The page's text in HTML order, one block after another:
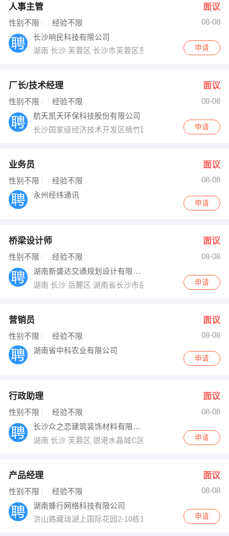
人事主管 面议
性别不限 经验不限
08-08
长沙响民科技有限公司
湖南 长沙 芙蓉区 长沙市芙蓉区东成大厦23楼
申请
厂长/技术经理 面议
性别不限 经验不限
08-08
航天凯天环保科技股份有限公司
长沙国家级经济技术开发区楠竹园路59号（园区南门）
申请
业务员 面议
性别不限 经验不限
08-08
永州经纬通讯
申请
桥梁设计师 面议
性别不限 经验不限
08-08
湖南新盛达交通规划设计有限公司
湖南 长沙 岳麓区 湖南省长沙市岳麓区梅溪湖
申请
营销员 面议
性别不限 经验不限
08-08
湖南省中科农业有限公司
申请
行政助理 面议
性别不限 经验不限
08-08
长沙众之恋建筑装饰材料有限公司
湖南 长沙 芙蓉区 银港水晶城C区北栋1单元20楼申请
产品经理 面议
性别不限 经验不限
08-08
湖南蜂行网络科技有限公司
洪山路藏珑湖上国际花园2-10栋1317
申请